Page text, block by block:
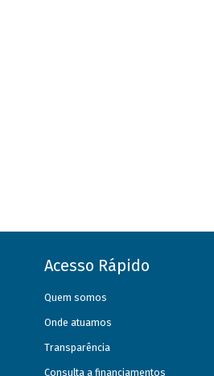
Acesso Rápido
Quem somos
Onde atuamos
Transparência
Consulta a financiamentos